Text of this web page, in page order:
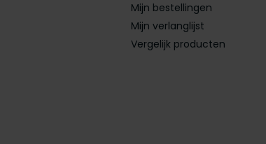
Mijn bestellingen
Mijn verlanglijst
Vergelijk producten